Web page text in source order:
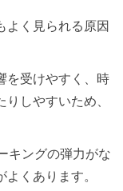
よく見られる原因
を受けやすく、時
しやすいため、
キングの弾力がな
くあります。